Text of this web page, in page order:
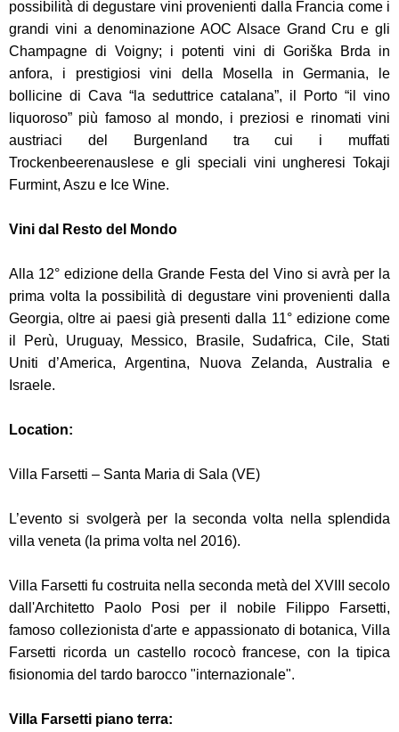
possibilità di degustare vini provenienti dalla Francia come i
grandi vini a denominazione AOC Alsace Grand Cru e gli
Champagne di Voigny; i potenti vini di Goriška Brda in
anfora, i prestigiosi vini della Mosella in Germania, le
bollicine di Cava “la seduttrice catalana”, il Porto “il vino
liquoroso” più famoso al mondo, i preziosi e rinomati vini
austriaci del Burgenland tra cui i muffati
Trockenbeerenauslese e gli speciali vini ungheresi Tokaji
Furmint, Aszu e Ice Wine.
Vini dal Resto del Mondo
Alla 12° edizione della Grande Festa del Vino si avrà per la
prima volta la possibilità di degustare vini provenienti dalla
Georgia, oltre ai paesi già presenti dalla 11° edizione come
il Perù, Uruguay, Messico, Brasile, Sudafrica, Cile, Stati
Uniti d’America, Argentina, Nuova Zelanda, Australia e
Israele.
Location:
Villa Farsetti – Santa Maria di Sala (VE)
L’evento si svolgerà per la seconda volta nella splendida
villa veneta (la prima volta nel 2016).
Villa Farsetti fu costruita nella seconda metà del XVIII secolo
dall'Architetto Paolo Posi per il nobile Filippo Farsetti,
famoso collezionista d'arte e appassionato di botanica, Villa
Farsetti ricorda un castello rococò francese, con la tipica
fisionomia del tardo barocco "internazionale".
Villa Farsetti piano terra: